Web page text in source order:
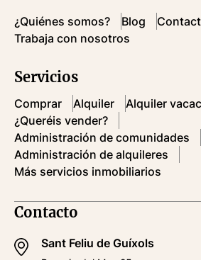
Contacto
Sant Feliu de Guíxols
¿Quiénes somos? Blog
Trabaja con nosotros
Servicios
Comprar Alquiler
Alquiler
¿Queréis vender?
Administración de comunidades
Administración de alquileres
Más servicios inmobiliarios